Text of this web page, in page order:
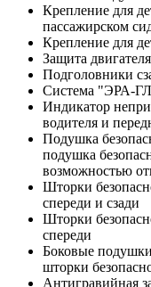
Крепление для
пассажирском
Крепление для
Защита
Подголовники
Система "ЭРА-
Индикатор
водителя и
Подушка
подушка
возможностью
Шторки
спереди и сзади
Шторки
спереди
Боковые подушки
шторки
Антигравийная